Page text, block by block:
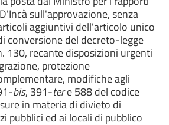
sull'approvazione, senza
aggiuntivi dell'articolo unico
conversione del decreto-legge
130, recante disposizioni urgenti
protezione
modifiche agli
bis, 391-tere 588 del codice
in materia di divieto di
pubblici ed ai locali di pubblico